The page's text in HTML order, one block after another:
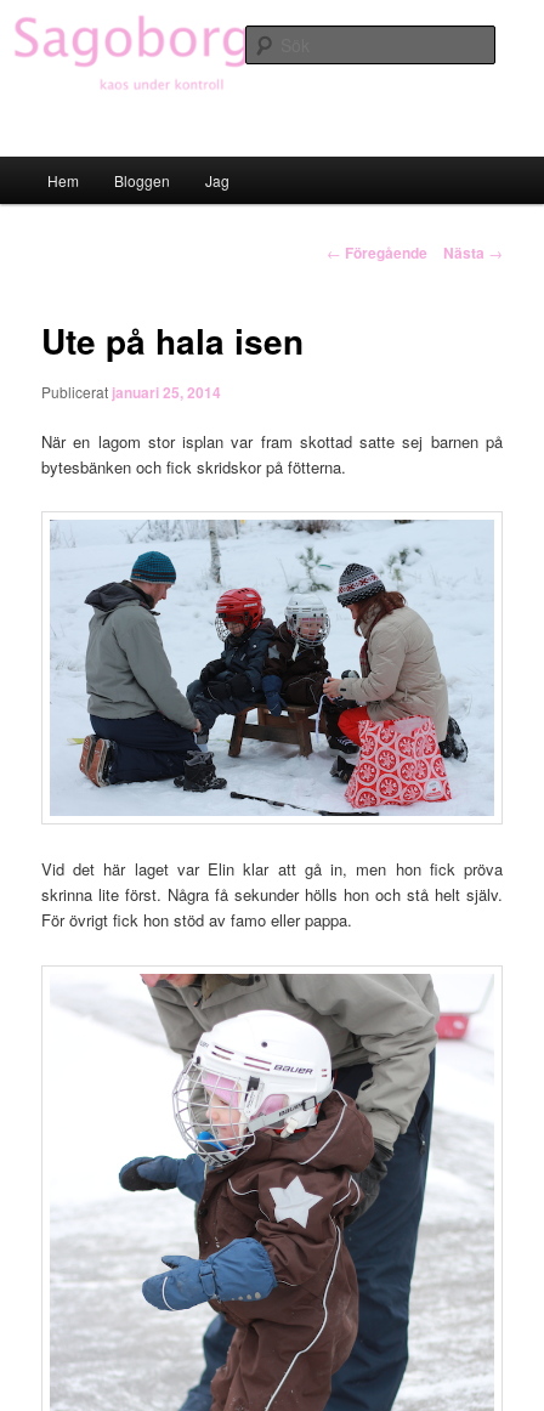
Hoppa
till
primärt
Hem Bloggen Jag
Inläggsnavigering
← Föregående Nästa →
Ute på hala isen
Publicerat januari 25, 2014
När en lagom stor isplan var fram skottad satte sej barnen på
bytesbänken och fick skridskor på fötterna.
Vid det här laget var Elin klar att gå in, men hon fick pröva
skrinna lite först. Några få sekunder hölls hon och stå helt själv.
För övrigt fick hon stöd av famo eller pappa.